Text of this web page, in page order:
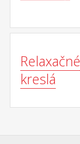
Relaxačné
kreslá